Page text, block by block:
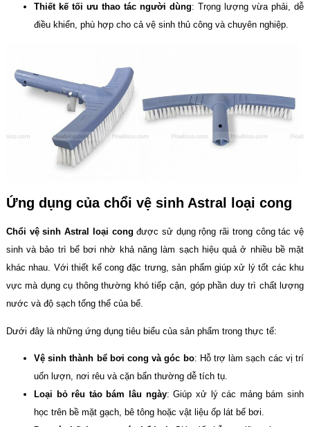
Thiết kế tối ưu thao tác người dùng: Trọng lượng vừa phải, dễ
điều khiển, phù hợp cho cả vệ sinh thủ công và chuyên nghiệp.
Ứng dụng của chổi vệ sinh Astral loại cong
Chổi vệ sinh Astral loại cong được sử dụng rộng rãi trong công tác vệ
sinh và bảo trì bể bơi nhờ khả năng làm sạch hiệu quả ở nhiều bề mặt
khác nhau. Với thiết kế cong đặc trưng, sản phẩm giúp xử lý tốt các khu
vực mà dụng cụ thông thường khó tiếp cận, góp phần duy trì chất lượng
nước và độ sạch tổng thể của bể.
Dưới đây là những ứng dụng tiêu biểu của sản phẩm trong thực tế:
Vệ sinh thành bể bơi cong và góc bo: Hỗ trợ làm sạch các vị trí
uốn lượn, nơi rêu và cặn bẩn thường dễ tích tụ.
Loại bỏ rêu tảo bám lâu ngày: Giúp xử lý các mảng bám sinh
học trên bề mặt gạch, bê tông hoặc vật liệu ốp lát bể bơi.